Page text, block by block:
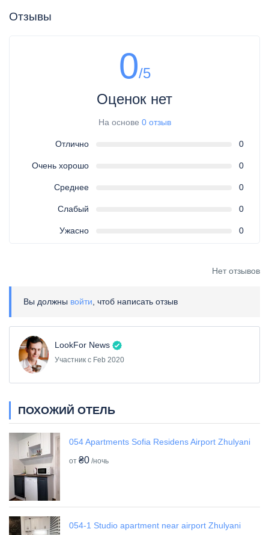
Отзывы
0/5
Оценок нет
На основе 0 отзыв
Отлично 0
Очень хорошо 0
Среднее 0
Слабый 0
Ужасно 0
Нет отзывов
Вы должны войти , чтоб написать отзыв
LookFor News
Участник с Feb 2020
ПОХОЖИЙ ОТЕЛЬ
054 Apartments Sofia Residens Airport Zhulyani
от ₴0 /ночь
054-1 Studio apartment near airport Zhulyani